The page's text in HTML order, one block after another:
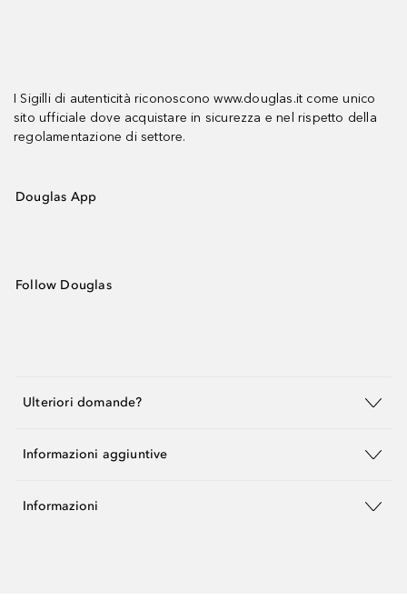
I Sigilli di autenticità riconoscono www.douglas.it come unico
sito ufficiale dove acquistare in sicurezza e nel rispetto della
regolamentazione di settore.
Douglas App
Follow Douglas
Ulteriori domande?
Informazioni aggiuntive
Informazioni